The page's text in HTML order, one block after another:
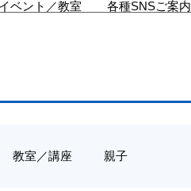
イベント／教室 各種SNSご案内
教室／講座 親子